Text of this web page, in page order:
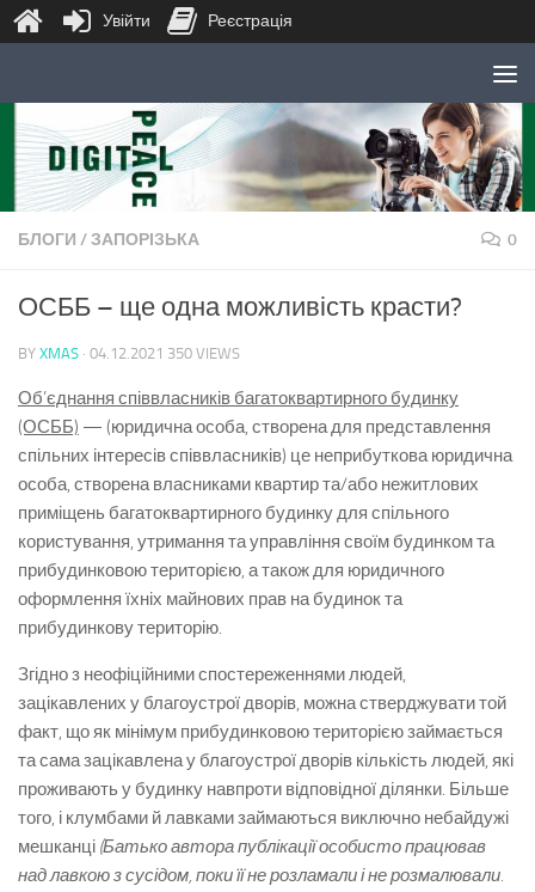
Skip to content
БЛОГИ /ЗАПОРІЗЬКА 0
ОСББ – ще одна можливість красти?
BY XMAS · 04.12.2021 350 VIEWS
Об’єднання співвласників багатоквартирного будинку
(ОСББ) — (юридична особа, створена для представлення
спільних інтересів співвласників) це неприбуткова юридична
особа, створена власниками квартир та/або нежитлових
приміщень багатоквартирного будинку для спільного
користування, утримання та управління своїм будинком та
прибудинковою територією, а також для юридичного
оформлення їхніх майнових прав на будинок та
прибудинкову територію.
Згідно з неофіційними спостереженнями людей,
зацікавлених у благоустрої дворів, можна стверджувати той
факт, що як мінімум прибудинковою територією займається
та сама зацікавлена ​​у благоустрої дворів кількість людей, які
проживають у будинку навпроти відповідної ділянки. Більше
того, і клумбами й лавками займаються виключно небайдужі
мешканці (Батько автора публікації особисто працював
над лавкою з сусідом, поки її не розламали і не розмалювали.
Увійти Реєстрація